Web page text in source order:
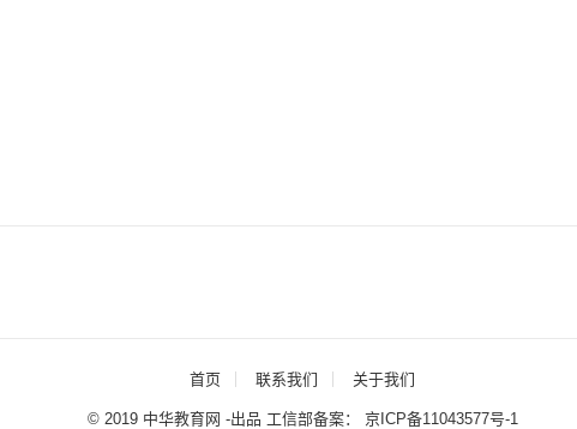
首页 联系我们 关于我们
© 2019 中华教育网 -出品 工信部备案： 京ICP备11043577号-1